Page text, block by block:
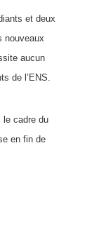
et deux
nouveaux
aucun
de l’ENS.
le cadre du
en fin de